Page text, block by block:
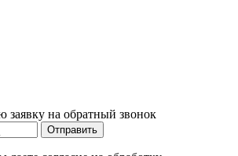
заявку на обратный звонок
Отправить